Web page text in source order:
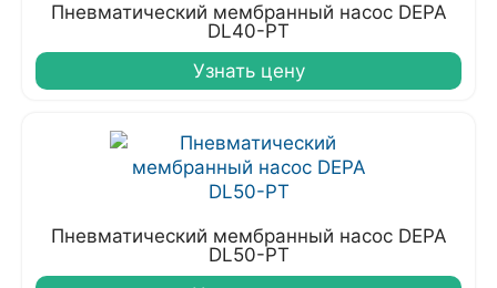
Пневматический мембранный насос DEPA
DL40-PT
Узнать цену
Пневматический мембранный насос DEPA
DL50-PT